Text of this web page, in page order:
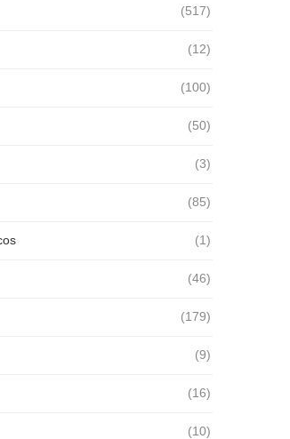
(517)
(12)
(100)
(50)
(3)
(85)
(1)
(46)
(179)
(9)
(16)
(10)